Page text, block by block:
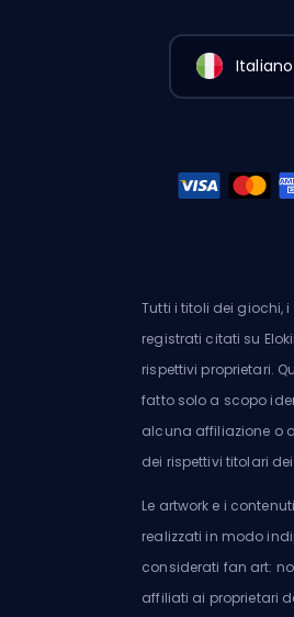
Italiano
Tutti i titoli dei giochi,
registrati citati su
rispettivi proprietari.
fatto solo a scopo
alcuna affiliazione o
dei rispettivi titolari
Le artwork e i
realizzati in modo
considerati fan art:
affiliati ai proprietari